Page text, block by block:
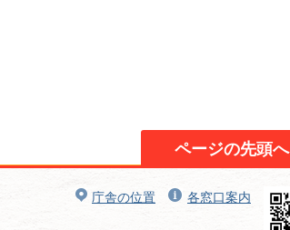
ページの先頭へ
庁舎の位置 各窓口案内